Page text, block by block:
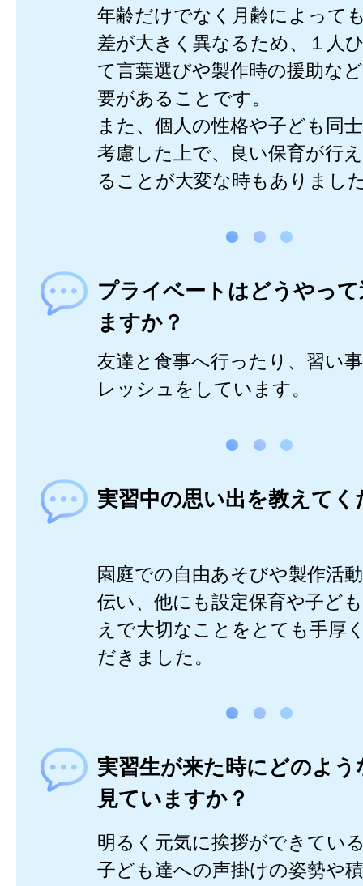
年齢だけでなく月齢によって
差が大きく異なるため、１人
て言葉選びや製作時の援助な
要があることです。
また、個人の性格や子ども同
考慮した上で、良い保育が行
ることが大変な時もありまし
プライベートはどうやっ
ますか？
友達と食事へ行ったり、習い
レッシュをしています。
実習中の思い出を教えてく
園庭での自由あそびや製作活
伝い、他にも設定保育や子ど
えで大切なことをとても手厚
だきました。
実習生が来た時にどのよ
見ていますか？
明るく元気に挨拶ができてい
子ども達への声掛けの姿勢や